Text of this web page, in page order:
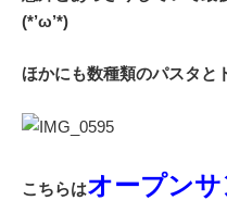
(*’ω’*)
ほかにも数種類のパスタと
こちらはオープン